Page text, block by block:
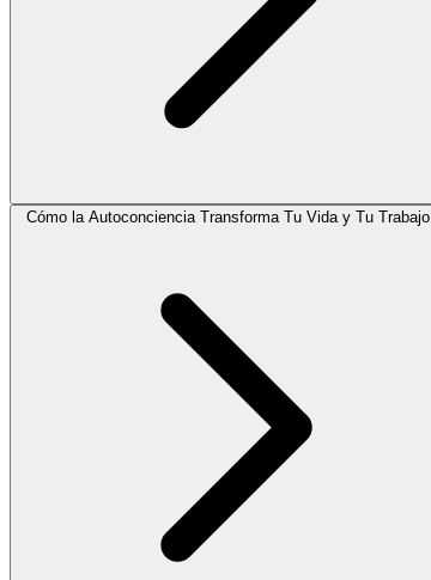
Cómo la Autoconciencia Transforma Tu Vida y Tu Trabajo